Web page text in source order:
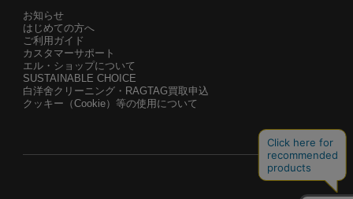
お知らせ
はじめての方へ
ご利用ガイド
カスタマーサポート
エル・ショップについて
SUSTAINABLE CHOICE
白洋舍クリーニング・RAGTAG買取申込
クッキー（Cookie）等の使用について